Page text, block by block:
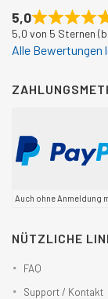
5,0
5,0 von 5 Sternen
Alle Bewertungen
Auch ohne Anmeldung
NÜTZLICHE
FAQ
Support / Kontakt